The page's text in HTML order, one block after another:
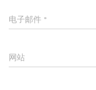
电子邮件 *
网站